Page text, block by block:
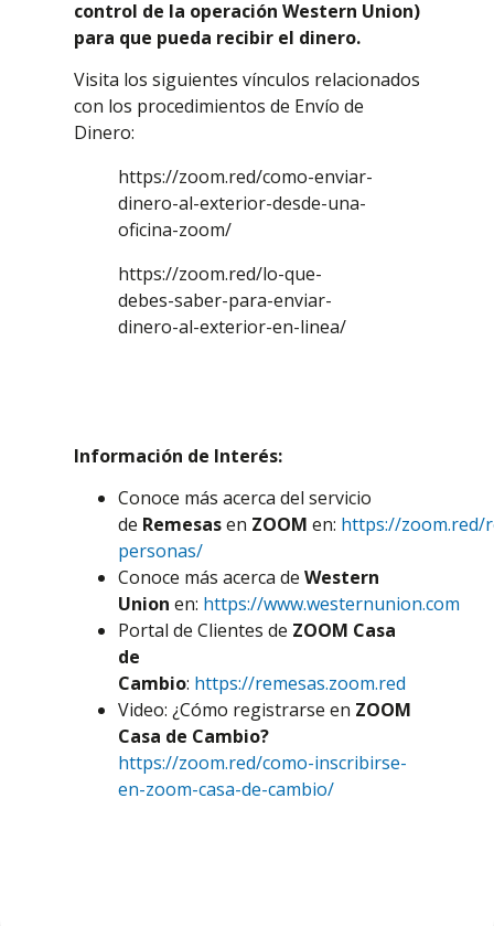
control de la operación Western Union)
para que pueda recibir el dinero.
Visita los siguientes vínculos relacionados
con los procedimientos de Envío de
Dinero:
https://zoom.red/como-enviar-
dinero-al-exterior-desde-una-
oficina-zoom/
https://zoom.red/lo-que-
debes-saber-para-enviar-
dinero-al-exterior-en-linea/
Información de Interés:
Conoce más acerca del servicio
de Remesasen ZOOM en: https://zoom.red/
personas/
Conoce más acerca de Western
Union en: https://www.westernunion.com
Portal de Clientes de ZOOM Casa
de
Cambio: https://remesas.zoom.red
Video: ¿Cómo registrarse en ZOOM
Casa de Cambio?
https://zoom.red/como-inscribirse-
en-zoom-casa-de-cambio/